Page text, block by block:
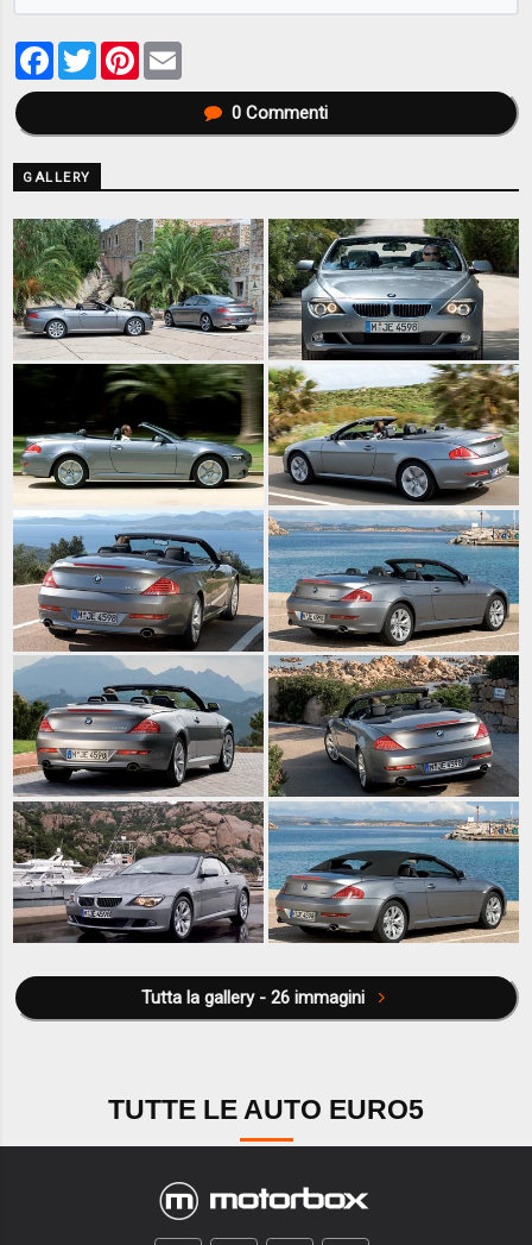
Facebook
TwitterPinterest
0Commenti
GALLERY
Tutta la gallery - 26 immagini
TUTTE LE AUTO EURO5